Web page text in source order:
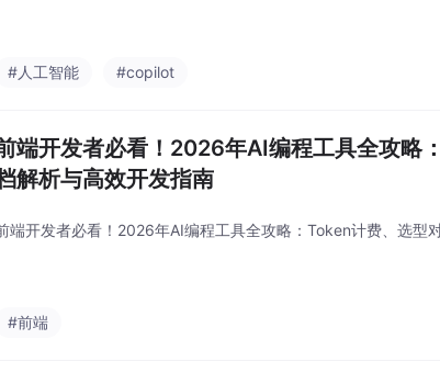
#人工智能 #copilot
端开发者必看！2026年AI编程工具全攻略
解析与高效开发指南
端开发者必看！2026年AI编程工具全攻略：Token计费、选型
#前端